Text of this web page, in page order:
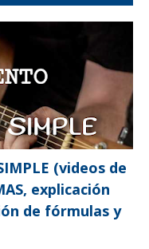
(videos de
explicación
de fórmulas y